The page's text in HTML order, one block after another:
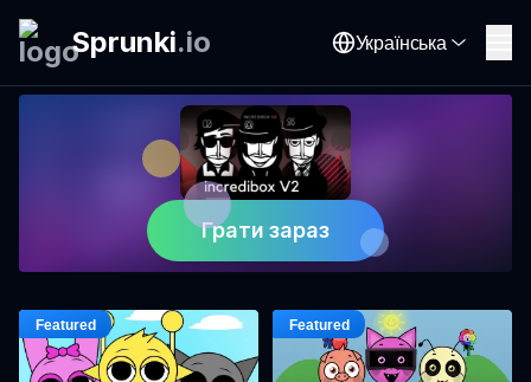
Sprunki.io Українська
Грати зараз